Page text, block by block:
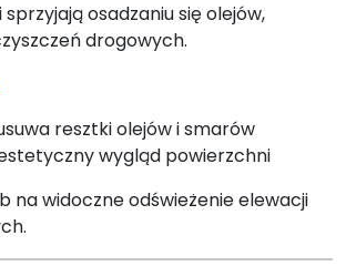
osadzaniu się olejów,
drogowych.
resztki olejów i smarów
wygląd powierzchni
na widoczne odświeżenie elewacji